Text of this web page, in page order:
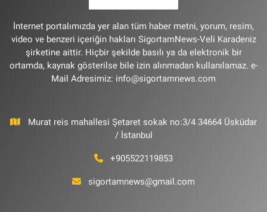
İnternet portalımızda yer alan tüm haber metni, yorum, resim,
video ve benzeri içeriğin hakları SigortamNews-Veli Karadeniz
şirketine aittir. Hiçbir şekilde basılı ya da elektronik bir
ortamda, kaynak gösterilse bile izin alınmadan kullanılamaz. e-
Mail Adresimiz: info@sigortamnews.com
Murat reis mahallesi Şetaret sokak no:3/4 34664 Üsküdar
/ İstanbul
+905522119853
sigortamnews@gmail.com